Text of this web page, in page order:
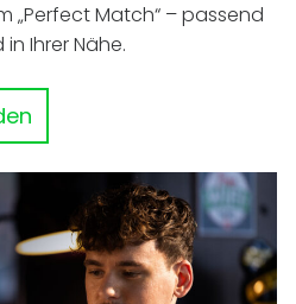
„Perfect Match“ – passend
Ihrer Nähe.